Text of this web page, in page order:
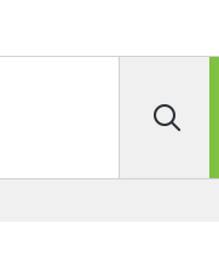
Rechercher